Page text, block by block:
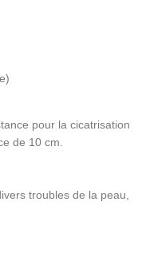
pour la cicatrisation
de 10 cm.
troubles de la peau,